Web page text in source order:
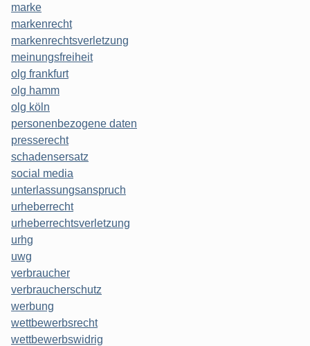
marke
markenrecht
markenrechtsverletzung
meinungsfreiheit
olg frankfurt
olg hamm
olg köln
personenbezogene daten
presserecht
schadensersatz
social media
unterlassungsanspruch
urheberrecht
urheberrechtsverletzung
urhg
uwg
verbraucher
verbraucherschutz
werbung
wettbewerbsrecht
wettbewerbswidrig